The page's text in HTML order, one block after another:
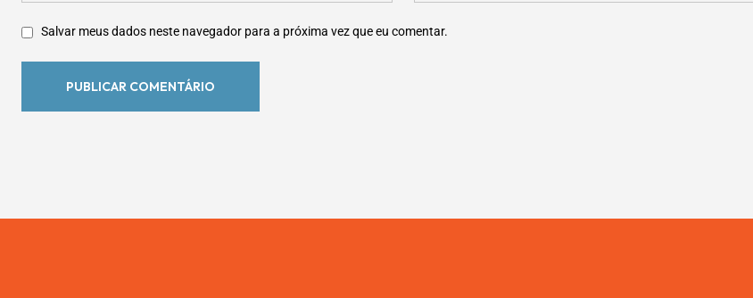
Salvar meus dados neste navegador para a próxima vez que eu comentar.